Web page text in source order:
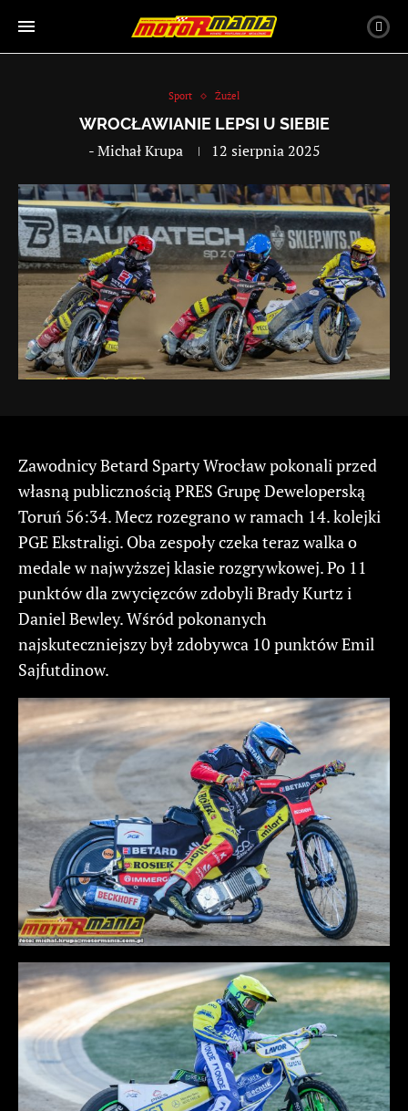
Sport Żużel
WROCŁAWIANIE LEPSI U SIEBIE
-Michał Krupa 12 sierpnia 2025
Zawodnicy Betard Sparty Wrocław pokonali przed
własną publicznością PRES Grupę Deweloperską
Toruń 56:34. Mecz rozegrano w ramach 14. kolejki
PGE Ekstraligi. Oba zespoły czeka teraz walka o
medale w najwyższej klasie rozgrywkowej. Po 11
punktów dla zwycięzców zdobyli Brady Kurtz i
Daniel Bewley. Wśród pokonanych
najskuteczniejszy był zdobywca 10 punktów Emil
Sajfutdinow.